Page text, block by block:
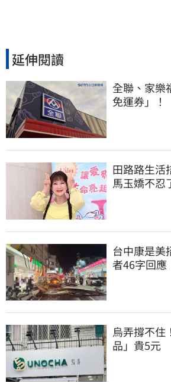
延伸閱讀
全聯、家樂
免運券」！
田路路生活
馬玉嬌不
台中康是美
者46字回應
烏弄撐不住
品」貴5元